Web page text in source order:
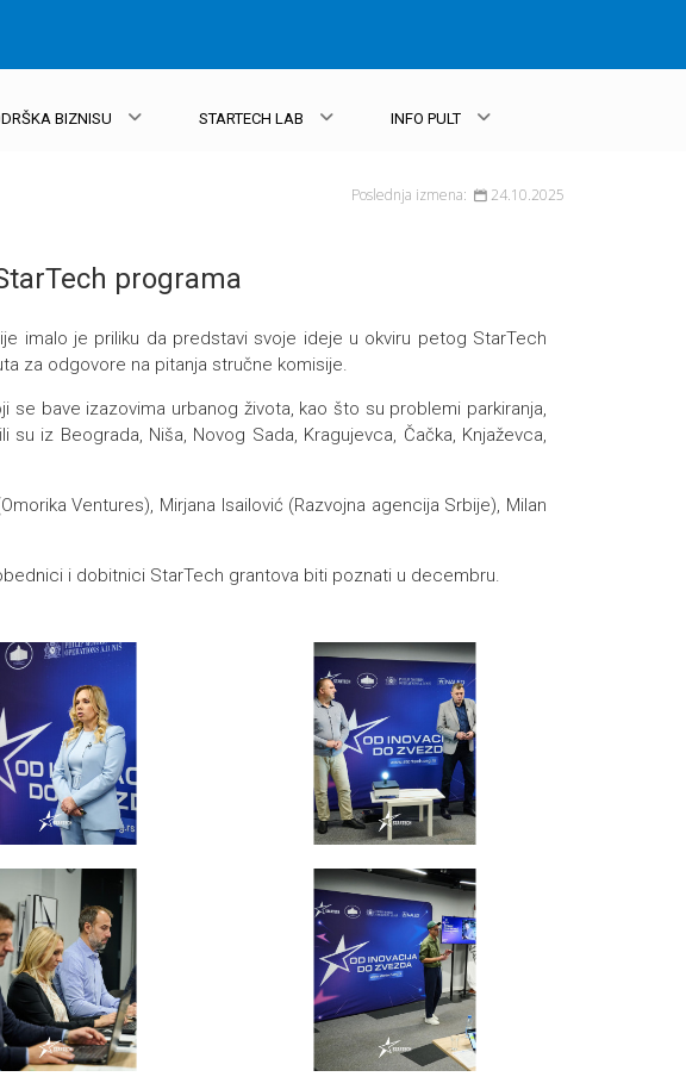
BIZNISU STARTECH LAB INFO PULT
Poslednja izmena: 24.10.2025
programa
imalo je priliku da predstavi svoje ideje u okviru petog StarTech
za odgovore na pitanja stručne komisije.
bave izazovima urbanog života, kao što su problemi parkiranja,
iz Beograda, Niša, Novog Sada, Kragujevca, Čačka, Knjaževca,
Ventures), Mirjana Isailović (Razvojna agencija Srbije), Milan
i dobitnici StarTech grantova biti poznati u decembru.